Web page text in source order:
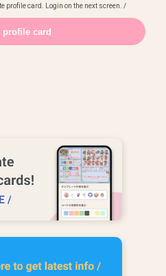
profile card. Login on the next screen. /